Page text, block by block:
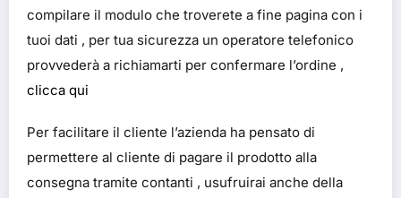
compilare il modulo che troverete a fine pagina con i
tuoi dati , per tua sicurezza un operatore telefonico
provvederà a richiamarti per confermare l’ordine ,
clicca qui
Per facilitare il cliente l’azienda ha pensato di
permettere al cliente di pagare il prodotto alla
consegna tramite contanti , usufruirai anche della